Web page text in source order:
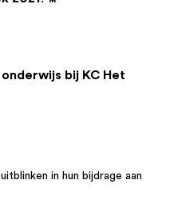
bij KC Het
in hun bijdrage aan